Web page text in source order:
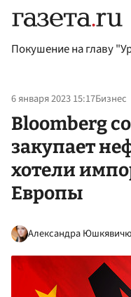
Покушение на главу
6 января 2023 15:17Бизнес
Bloomberg
закупает
хотели
Европы
Александра